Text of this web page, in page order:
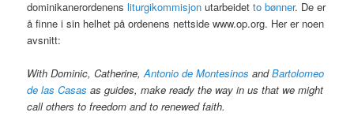
dominikanerordenensliturgikommisjon utarbeidetto bønner. De er
å finne i sin helhet på ordenens nettside www.op.org. Her er noen
avsnitt:
With Dominic, Catherine,Antonio de Montesinos andBartolomeo
de las Casas as guides, make ready the way in us that we might
call others to freedom and to renewed faith.